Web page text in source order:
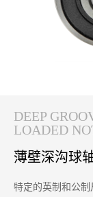
DEEP
LOADED
薄壁深沟球
特定的英制和公